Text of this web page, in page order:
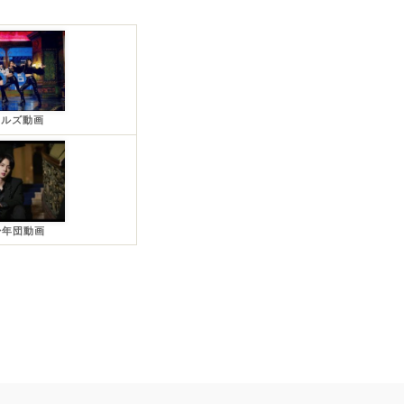
ズ動画
団動画